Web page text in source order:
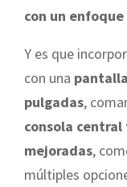
con un
Y es que
con una
pulgadas,
consola
mejoradas,
múltiples